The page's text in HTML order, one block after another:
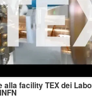
alla facility TEX dei